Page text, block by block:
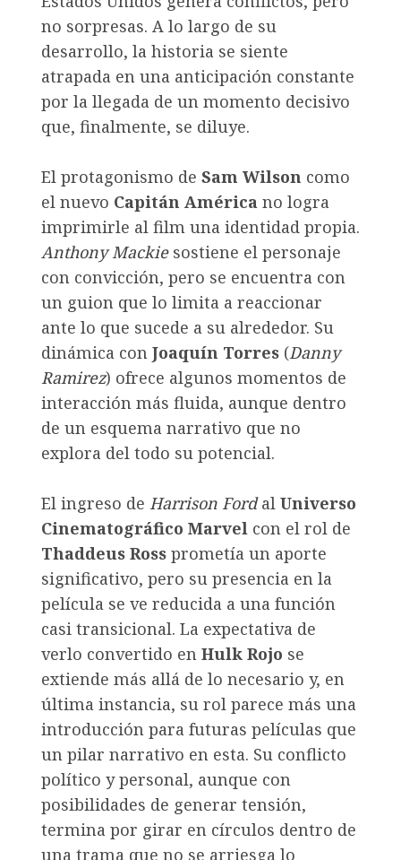
no sorpresas. A lo largo de su
desarrollo, la historia se siente
atrapada en una anticipación constante
por la llegada de un momento decisivo
que, finalmente, se diluye.
El protagonismo de Sam Wilson como
el nuevo Capitán América no logra
imprimirle al film una identidad propia.
Anthony Mackiesostiene el personaje
con convicción, pero se encuentra con
un guion que lo limita a reaccionar
ante lo que sucede a su alrededor. Su
dinámica con Joaquín Torres (Danny
Ramirez) ofrece algunos momentos de
interacción más fluida, aunque dentro
de un esquema narrativo que no
explora del todo su potencial.
El ingreso de Harrison Fordal Universo
Cinematográfico Marvel con el rol de
Thaddeus Ross prometía un aporte
significativo, pero su presencia en la
película se ve reducida a una función
casi transicional. La expectativa de
verlo convertido en Hulk Rojo se
extiende más allá de lo necesario y, en
última instancia, su rol parece más una
introducción para futuras películas que
un pilar narrativo en esta. Su conflicto
político y personal, aunque con
posibilidades de generar tensión,
termina por girar en círculos dentro de
una trama que no se arriesga lo